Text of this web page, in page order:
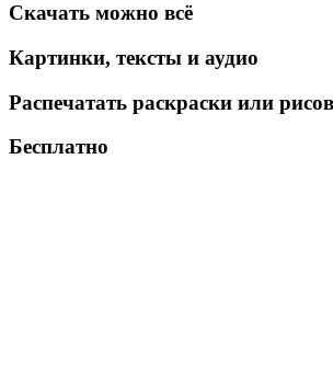
Скачать можно всё
Картинки, тексты и аудио
Распечатать раскраски или
Бесплатно